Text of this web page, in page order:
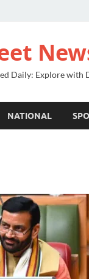
Daily: Explore with
NATIONAL